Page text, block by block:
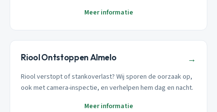
Meer informatie
Riool Ontstoppen Almelo →
Riool verstopt of stankoverlast? Wij sporen de oorzaak op,
ook met camera-inspectie, en verhelpen hem dag en nacht.
Meer informatie